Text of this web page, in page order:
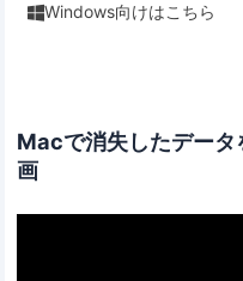
Windows向けはこちら
Macで消失したデータ
画